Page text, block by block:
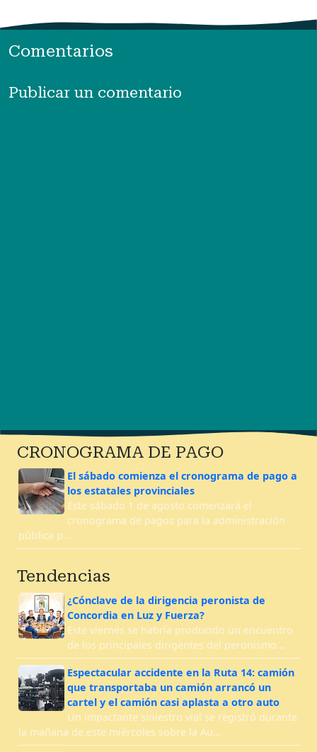
Comentarios
Publicar un comentario
CRONOGRAMA DE PAGO
El sábado comienza el cronograma de pago a
los estatales provinciales
Este sábado 1 de agosto comenzará el
cronograma de pagos para la administración
pública p…
Tendencias
¿Cónclave de la dirigencia peronista de
Concordia en Luz y Fuerza?
Este viernes se habría producido un encuentro
de los principales dirigentes del peronismo…
Espectacular accidente en la Ruta 14: camión
que transportaba un camión arrancó un
cartel y el camión casi aplasta a otro auto
Un impactante siniestro vial se registró durante
la mañana de este miércoles sobre la Au…